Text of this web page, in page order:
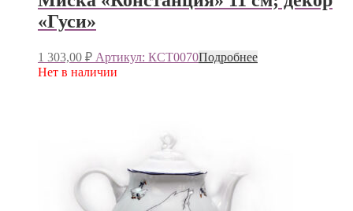
«Гуси»
1 303,00 ₽ Артикул: КСТ0070Подробнее
Нет в наличии